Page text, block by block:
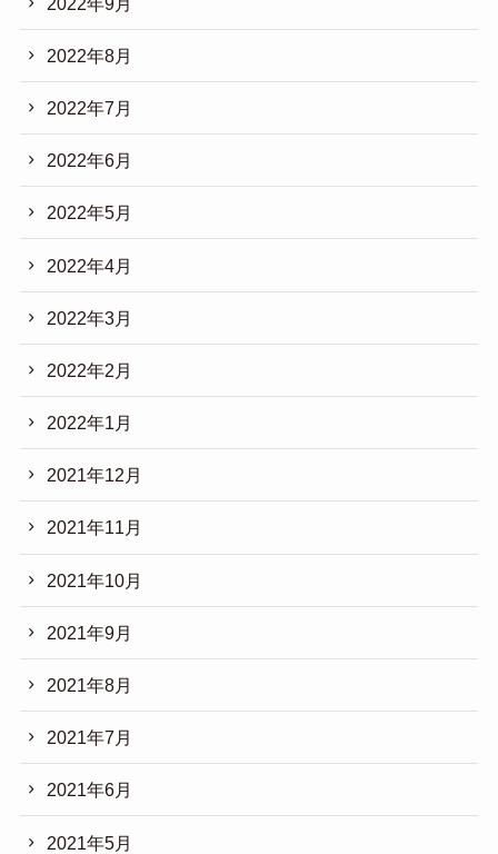
2022年8月
2022年7月
2022年6月
2022年5月
2022年4月
2022年3月
2022年2月
2022年1月
2021年12月
2021年11月
2021年10月
2021年9月
2021年8月
2021年7月
2021年6月
2021年5月